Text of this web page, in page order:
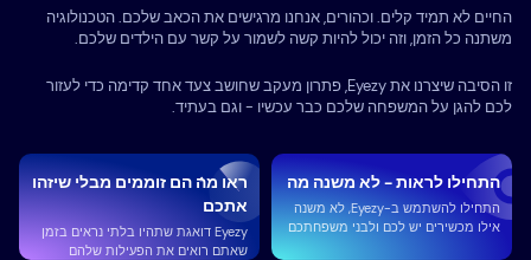
החיים לא תמיד קלים. וכהורים, אנחנו מרגישים את הכאב שלכם. הטכנולוגיה
משתנה כל הזמן, וזה יכול להיות קשה לשמור על קשר עם הילדים שלכם.
זו הסיבה שיצרנו את Eyezy, פתרון מעקב שחושב צעד אחד קדימה כדי לעזור
לכם להגן על המשפחה שלכם כבר עכשיו - וגם בעתיד.
התחילו לראות - לא משנה מה
התחילו להשתמש ב-Eyezy, לא משנה
אילו מכשירים יש לכם ולבני משפחתכם
ראו מה הם זוממים מבלי שיזהו
אתכם
Eyezy דואגת שתהיו בלתי נראים בזמן
שאתם רואים את הפעילות שלהם